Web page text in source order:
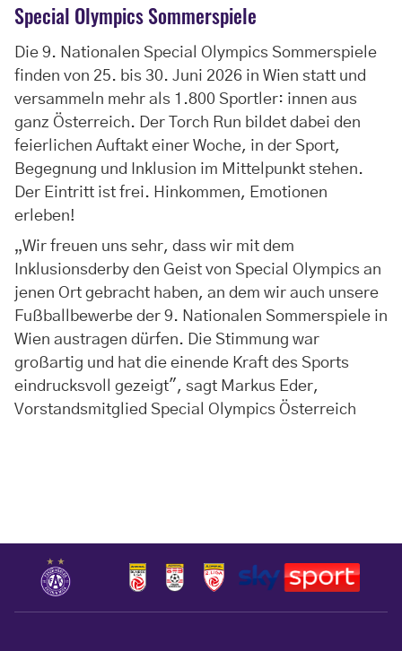
Special Olympics Sommerspiele
Die 9. Nationalen Special Olympics Sommerspiele
finden von 25. bis 30. Juni 2026 in Wien statt und
versammeln mehr als 1.800 Sportler: innen aus
ganz Österreich. Der Torch Run bildet dabei den
feierlichen Auftakt einer Woche, in der Sport,
Begegnung und Inklusion im Mittelpunkt stehen.
Der Eintritt ist frei. Hinkommen, Emotionen
erleben!
„Wir freuen uns sehr, dass wir mit dem
Inklusionsderby den Geist von Special Olympics an
jenen Ort gebracht haben, an dem wir auch unsere
Fußballbewerbe der 9. Nationalen Sommerspiele in
Wien austragen dürfen. Die Stimmung war
großartig und hat die einende Kraft des Sports
eindrucksvoll gezeigt", sagt Markus Eder,
Vorstandsmitglied Special Olympics Österreich